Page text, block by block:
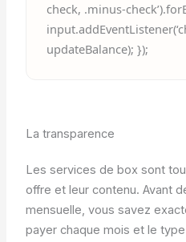
check, .minus-
updateBalance); });
La transparence
Les services de box sont
offre et leur contenu. Avant
mensuelle, vous savez
payer chaque mois et le